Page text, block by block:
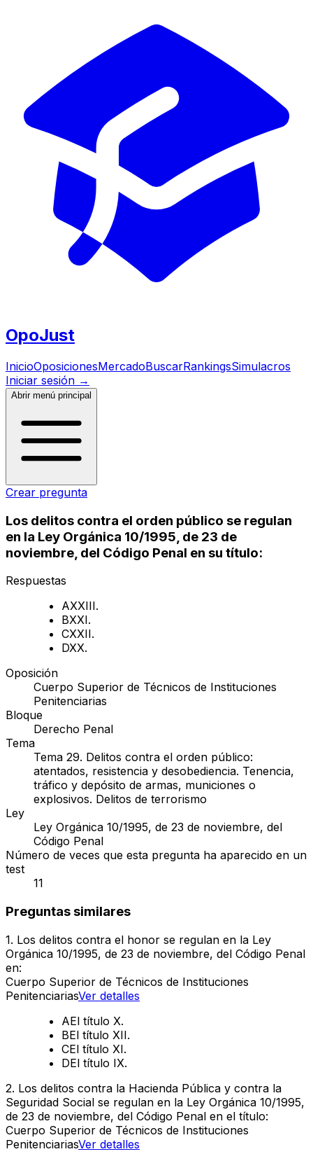
OpoJust
InicioOposicionesMercadoBuscarRankingsSimulacros
Iniciar sesión →
Abrir menú principal
Crear pregunta
Los delitos contra el orden público se regulan
en la Ley Orgánica 10/1995, de 23 de
noviembre, del Código Penal en su título:
Respuestas
AXXIII.
BXXI.
CXXII.
DXX.
Oposición
Cuerpo Superior de Técnicos de Instituciones
Penitenciarias
Bloque
Derecho Penal
Tema
Tema 29. Delitos contra el orden público:
atentados, resistencia y desobediencia. Tenencia,
tráfico y depósito de armas, municiones o
explosivos. Delitos de terrorismo
Ley
Ley Orgánica 10/1995, de 23 de noviembre, del
Código Penal
Número de veces que esta pregunta ha aparecido en un
test
11
Preguntas similares
1. Los delitos contra el honor se regulan en la Ley
Orgánica 10/1995, de 23 de noviembre, del Código Penal
en:
Cuerpo Superior de Técnicos de Instituciones
PenitenciariasVer detalles
AEl título X.
BEl título XII.
CEl título XI.
DEl título IX.
2. Los delitos contra la Hacienda Pública y contra la
Seguridad Social se regulan en la Ley Orgánica 10/1995,
de 23 de noviembre, del Código Penal en el título:
Cuerpo Superior de Técnicos de Instituciones
PenitenciariasVer detalles